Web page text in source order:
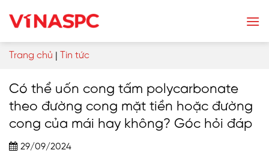
Trang chủ | Tin tức
Có thể uốn cong tấm polycarbonate
theo đường cong mặt tiền hoặc đường
cong của mái hay không? Góc hỏi đáp
29/09/2024